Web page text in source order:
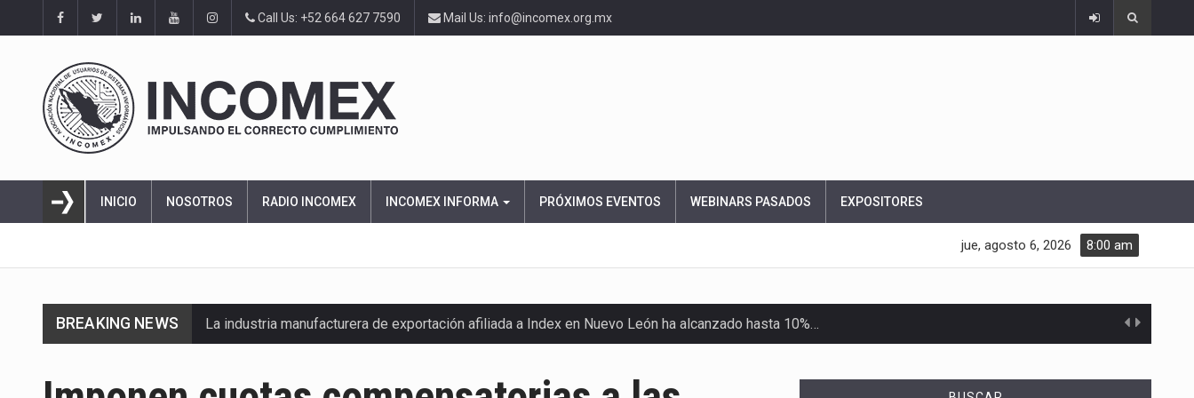
Call Us: +52 664 627 7590 Mail Us: info@incomex.org.mx
INICIO NOSOTROS RADIO INCOMEX INCOMEX INFORMA PRÓXIMOS EVENTOS WEBINARS PASADOS EXPOSITORES
8:00 am
jue, agosto 6, 2026
BREAKING NEWS La industria manufacturera de exportación afiliada a Index en Nuevo León ha alcanzado hasta 10%…